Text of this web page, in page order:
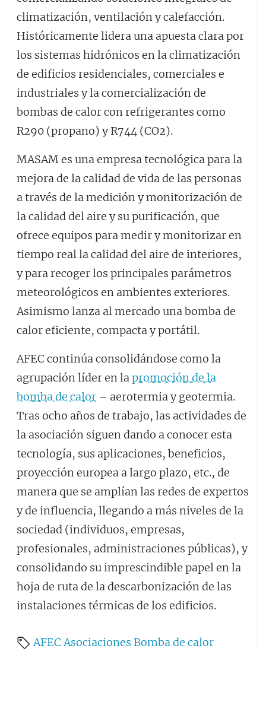
climatización, ventilación y calefacción.
Históricamente lidera una apuesta clara por
los sistemas hidrónicos en la climatización
de edificios residenciales, comerciales e
industriales y la comercialización de
bombas de calor con refrigerantes como
R290 (propano) y R744 (CO2).
MASAM es una empresa tecnológica para la
mejora de la calidad de vida de las personas
a través de la medición y monitorización de
la calidad del aire y su purificación, que
ofrece equipos para medir y monitorizar en
tiempo real la calidad del aire de interiores,
y para recoger los principales parámetros
meteorológicos en ambientes exteriores.
Asimismo lanza al mercado una bomba de
calor eficiente, compacta y portátil.
AFEC continúa consolidándose como la
agrupación líder en lapromoción de la
bomba de calor – aerotermia y geotermia.
Tras ocho años de trabajo, las actividades de
la asociación siguen dando a conocer esta
tecnología, sus aplicaciones, beneficios,
proyección europea a largo plazo, etc., de
manera que se amplían las redes de expertos
y de influencia, llegando a más niveles de la
sociedad (individuos, empresas,
profesionales, administraciones públicas), y
consolidando su imprescindible papel en la
hoja de ruta de la descarbonización de las
instalaciones térmicas de los edificios.
AFEC Asociaciones Bomba de calor